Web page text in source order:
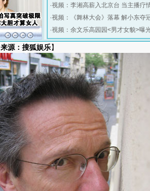
·视频：李湘高薪入北京台 当主播疗
·视频：《舞林大会》落幕 解小东夺
·视频：余文乐高园园<男才女貌>曝
来源：搜狐娱乐】